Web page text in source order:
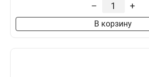
– +
В корзину